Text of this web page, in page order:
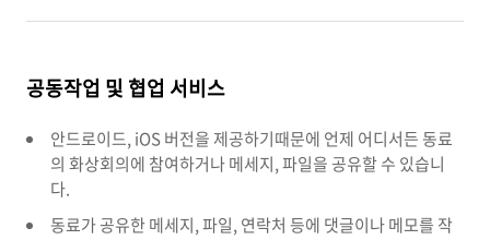
공동작업 및 협업 서비스
안드로이드, iOS 버전을 제공하기때문에 언제 어디서든 동료
의 화상회의에 참여하거나 메세지, 파일을 공유할 수 있습니
다.
동료가 공유한 메세지, 파일, 연락처 등에 댓글이나 메모를 작